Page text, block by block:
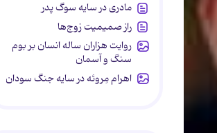
مادری در سایه سوگ پدر
راز صمیمیت زوج‌ها
روایت هزاران ساله انسان بر بوم
سنگ و آسمان
اهرام مِروئه در سایه جنگ سودان